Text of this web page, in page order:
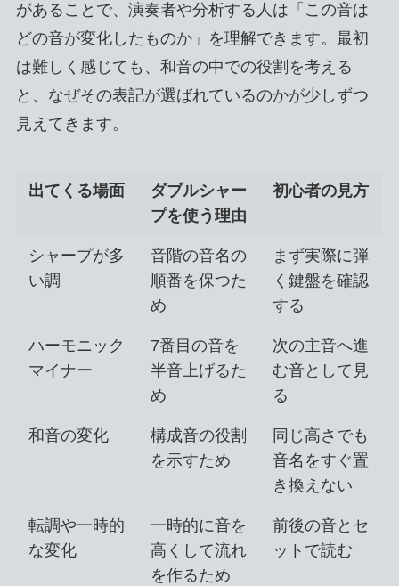
があることで、演奏者や分析する人は「この音は
どの音が変化したものか」を理解できます。最初
は難しく感じても、和音の中での役割を考える
と、なぜその表記が選ばれているのかが少しずつ
見えてきます。
出てくる場面
ダブルシャー
プを使う理由
初心者の見方
シャープが多
い調
音階の音名の
順番を保つた
め
まず実際に弾
く鍵盤を確認
する
ハーモニック
マイナー
7番目の音を
半音上げるた
め
次の主音へ進
む音として見
る
和音の変化
構成音の役割
を示すため
同じ高さでも
音名をすぐ置
き換えない
転調や一時的
な変化
一時的に音を
高くして流れ
を作るため
前後の音とセ
ットで読む